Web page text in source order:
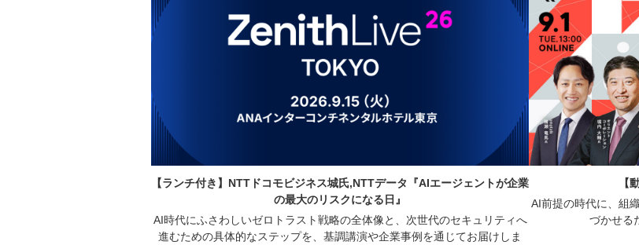
【ランチ付き】NTTドコモビジネス城氏,NTTデータ『AIエージェントが企業
の最大のリスクになる日』
AI時代にふさわしいゼロトラスト戦略の全体像と、次世代のセキュリティへ
進むための具体的なステップを、基調講演や企業事例を通じてお届けしま
【
AI前提の時代に、組
づかせる